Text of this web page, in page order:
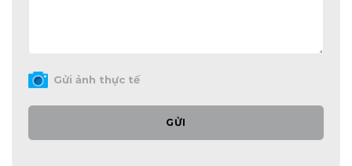
Gửi ảnh thực tế
GỬI